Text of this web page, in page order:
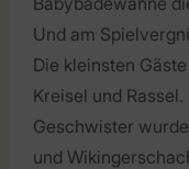
Und am
Die kleinsten
Kreisel und
Geschwister
und